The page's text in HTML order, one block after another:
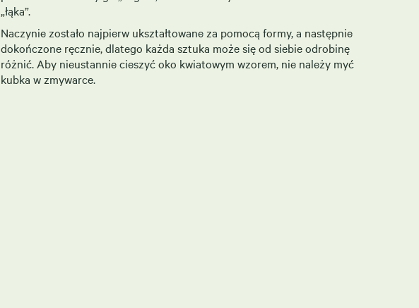
„łąka”.
Naczynie zostało najpierw ukształtowane za pomocą formy, a następnie
dokończone ręcznie, dlatego każda sztuka może się od siebie odrobinę
różnić. Aby nieustannie cieszyć oko kwiatowym wzorem, nie należy myć
kubka w zmywarce.